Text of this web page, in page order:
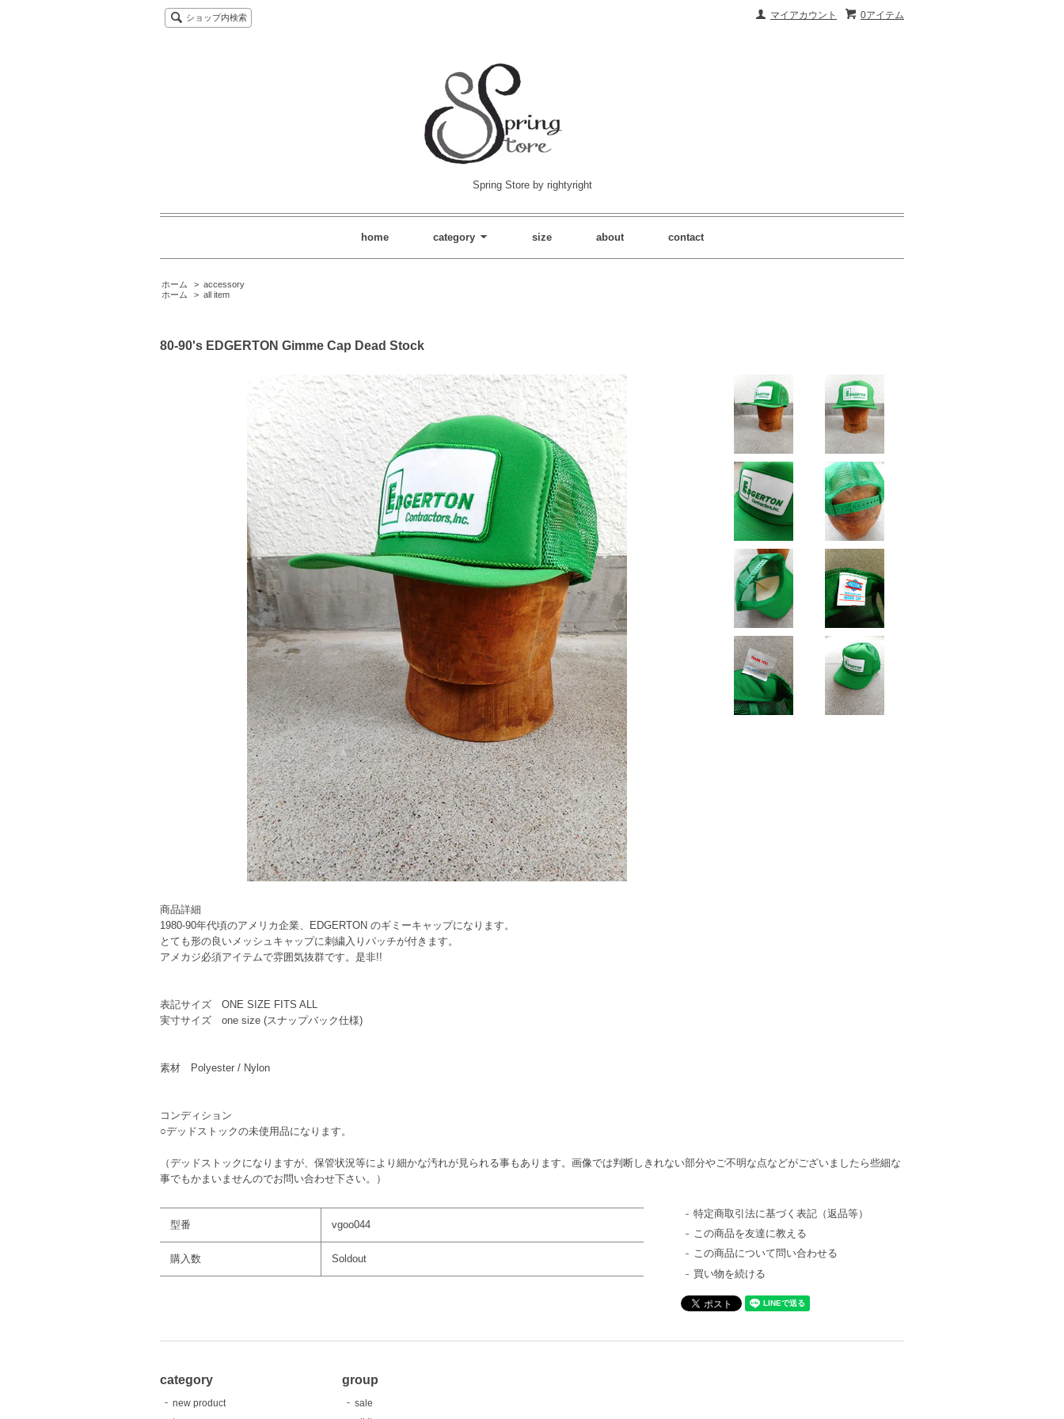
0アイテム
マイアカウント
ショップ内検索
Spring Store by rightyright
home category size about contact
ホーム > accessory
ホーム
> all item
80-90's EDGERTON Gimme Cap Dead Stock
商品詳細
1980-90年代頃のアメリカ企業、EDGERTON のギミーキャップになります。
とても形の良いメッシュキャップに刺繍入りパッチが付きます。
アメカジ必須アイテムで雰囲気抜群です。是非!!
表記サイズ ONE SIZE FITS ALL
実寸サイズ one size (スナップバック仕様)
素材 Polyester / Nylon
コンディション
○デッドストックの未使用品になります。
（デッドストックになりますが、保管状況等により細かな汚れが見られる事もあります。画像では判断しきれない部分やご不明な点などがございましたら些細な
事でもかまいませんのでお問い合わせ下さい。）
型番 vgoo044
購入数 Soldout
特定商取引法に基づく表記（返品等）
この商品を友達に教える
この商品について問い合わせる
買い物を続ける
category
new product
group
sale